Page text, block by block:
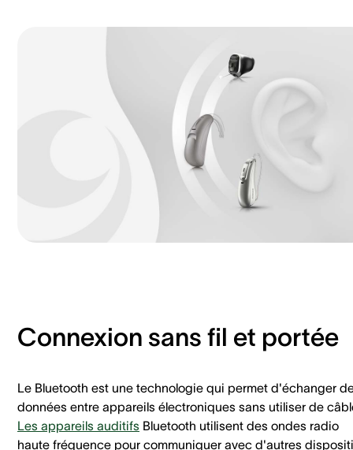
Connexion sans fil et portée
Le Bluetooth est une technologie qui permet d'échanger
données entre appareils électroniques sans utiliser de
Les appareils auditifs Bluetooth utilisent des ondes radio
haute fréquence pour communiquer avec d'autres